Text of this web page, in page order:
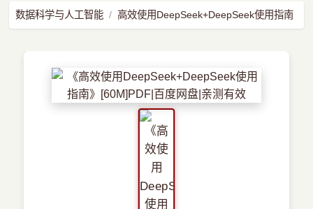
数据科学与人工智能 高效使用DeepSeek+DeepSeek使用指南